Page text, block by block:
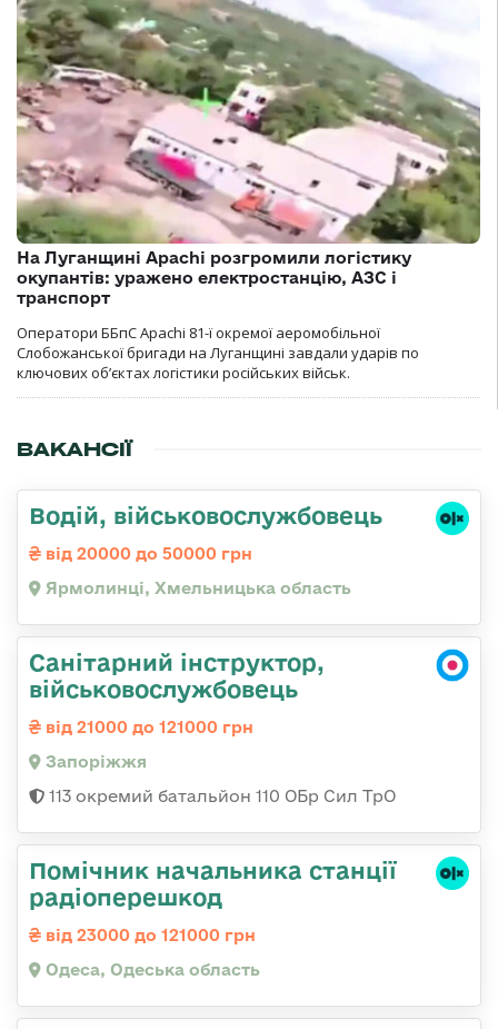
На Луганщині Apachi розгромили логістику
окупантів: уражено електростанцію, АЗС і
транспорт
Оператори ББпС Apachi 81-ї окремої аеромобільної
Слобожанської бригади на Луганщині завдали ударів по
ключових об’єктах логістики російських військ.
ВАКАНСІЇ
Водій, військовослужбовець
від 20000 до 50000 грн
Ярмолинці, Хмельницька область
Санітарний інструктор,
військовослужбовець
від 21000 до 121000 грн
Запоріжжя
113 окремий батальйон 110 ОБр Сил ТрО
Помічник начальника станції
радіоперешкод
від 23000 до 121000 грн
Одеса, Одеська область